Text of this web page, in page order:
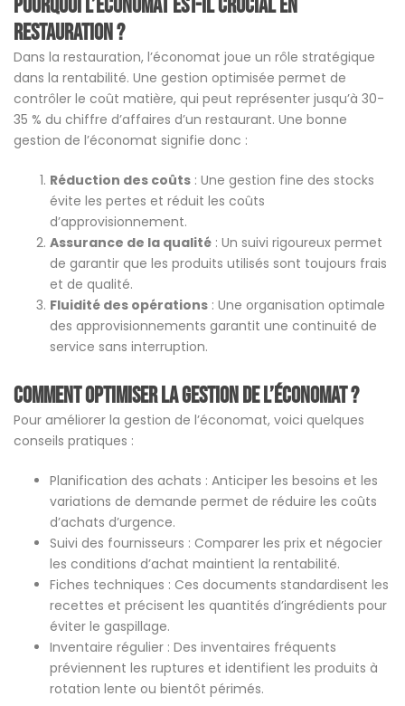
Pourquoi l’économat est-il crucial en
restauration ?
Dans la restauration, l’économat joue un rôle stratégique
dans la rentabilité. Une gestion optimisée permet de
contrôler le coût matière, qui peut représenter jusqu’à 30-
35 % du chiffre d’affaires d’un restaurant. Une bonne
gestion de l’économat signifie donc :
Réduction des coûts : Une gestion fine des stocks
évite les pertes et réduit les coûts
d’approvisionnement.
Assurance de la qualité : Un suivi rigoureux permet
de garantir que les produits utilisés sont toujours frais
et de qualité.
Fluidité des opérations : Une organisation optimale
des approvisionnements garantit une continuité de
service sans interruption.
Comment optimiser la gestion de l’économat ?
Pour améliorer la gestion de l’économat, voici quelques
conseils pratiques :
Planification des achats : Anticiper les besoins et les
variations de demande permet de réduire les coûts
d’achats d’urgence.
Suivi des fournisseurs : Comparer les prix et négocier
les conditions d’achat maintient la rentabilité.
Fiches techniques : Ces documents standardisent les
recettes et précisent les quantités d’ingrédients pour
éviter le gaspillage.
Inventaire régulier : Des inventaires fréquents
préviennent les ruptures et identifient les produits à
rotation lente ou bientôt périmés.